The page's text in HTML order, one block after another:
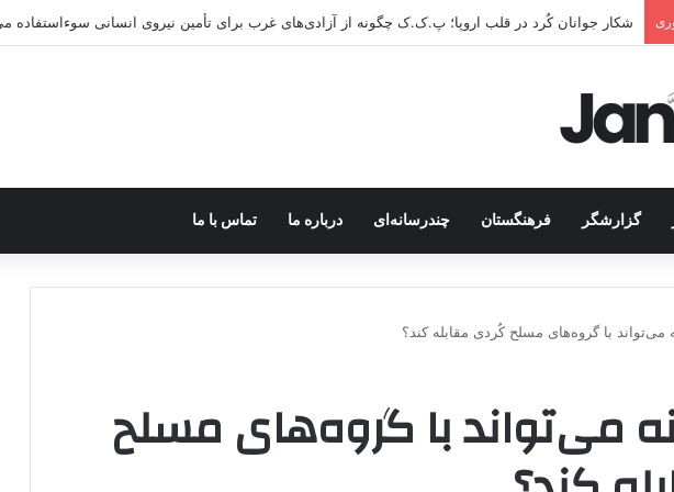
انتشار متن 12 ماده‌ای توافق نهایی بین ترکیه و پ.ک.ک
گزارشگر فرهنگستان چندرسانه‌ای درباره ما تماس با ما
می‌تواند با گروه‌های مسلح کُردی مقابله کند؟
می‌تواند با گروه‌های مسلح